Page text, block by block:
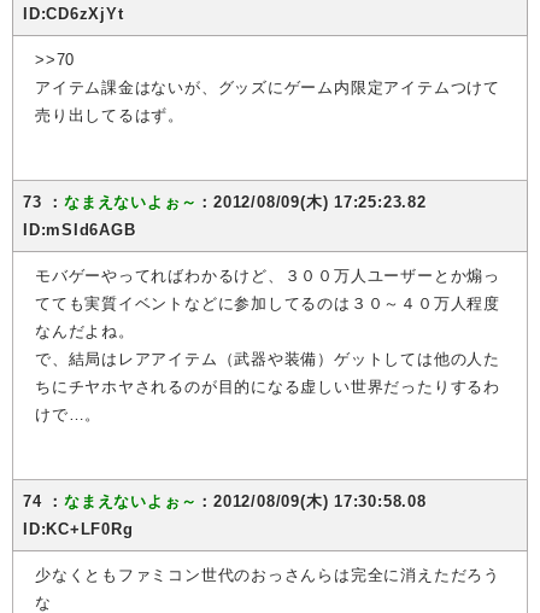
ID:CD6zXjYt
>>70
アイテム課金はないが、グッズにゲーム内限定アイテムつけて
売り出してるはず。
73 ：なまえないよぉ～ ：2012/08/09(木) 17:25:23.82
ID:mSId6AGB
モバゲーやってればわかるけど、３００万人ユーザーとか煽っ
てても実質イベントなどに参加してるのは３０～４０万人程度
なんだよね。
で、結局はレアアイテム（武器や装備）ゲットしては他の人た
ちにチヤホヤされるのが目的になる虚しい世界だったりするわ
けで…。
74 ：なまえないよぉ～ ：2012/08/09(木) 17:30:58.08
ID:KC+LF0Rg
少なくともファミコン世代のおっさんらは完全に消えただろう
な